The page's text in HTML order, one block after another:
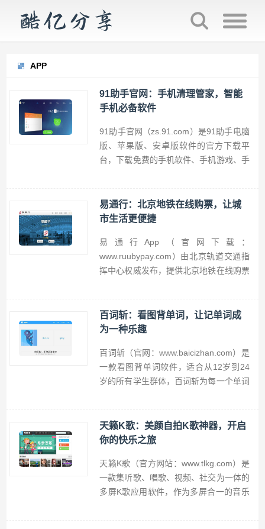
APP
91助手官网：手机清理管家，智能
手机必备软件
91助手官网（zs.91.com）是91助手电脑
版、苹果版、安卓版软件的官方下载平
台，下载免费的手机软件、手机游戏、手
玩转智能手机。
易通行：北京地铁在线购票，让城
市生活更便捷
易通行App（官网下载：
www.ruubypay.com）由北京轨道交通指
挥中心权威发布，提供北京地铁在线购票
扫码乘车，旅游出行管家，地铁线路查
询，万能必备出行工具，告别零钱少排
护航。
百词斩：看图背单词，让记单词成
为一种乐趣
百词斩（官网：www.baicizhan.com）是
一款看图背单词软件，适合从12岁到24
岁的所有学生群体，百词斩为每一个单词
级、考研、到雅思、托福、SAT、
GMAT、GRE等全部英语考试词表。
天籁K歌：美颜自拍K歌神器，开启
你的快乐之旅
天籁K歌（官方网站：www.tlkg.com）是
一款集听歌、唱歌、视频、社交为一体的
多屏K歌应用软件，作为多屏合一的音乐